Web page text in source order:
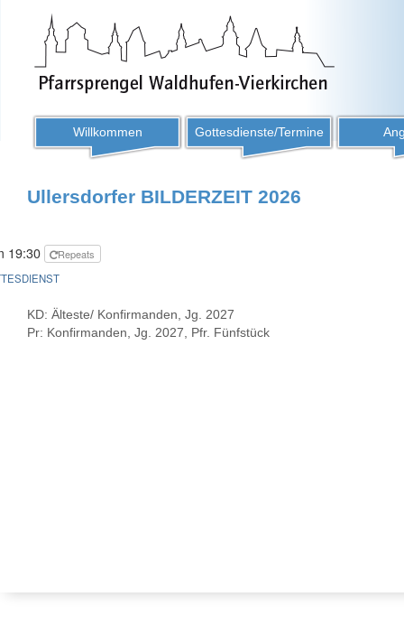
Willkommen Gottesdienste/Termine
Ullersdorfer BILDERZEIT 2026
19:30
Repeats
KD: Älteste/ Konfirmanden, Jg. 2027
Pr: Konfirmanden, Jg. 2027, Pfr. Fünfstück